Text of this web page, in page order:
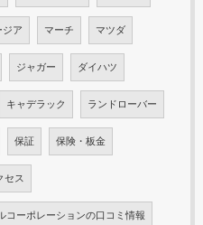
ジア マーチ マツダ
ジャガー ダイハツ
キャデラック ランドローバー
保証 保険・板金
セス
コーポレーションの口コミ情報